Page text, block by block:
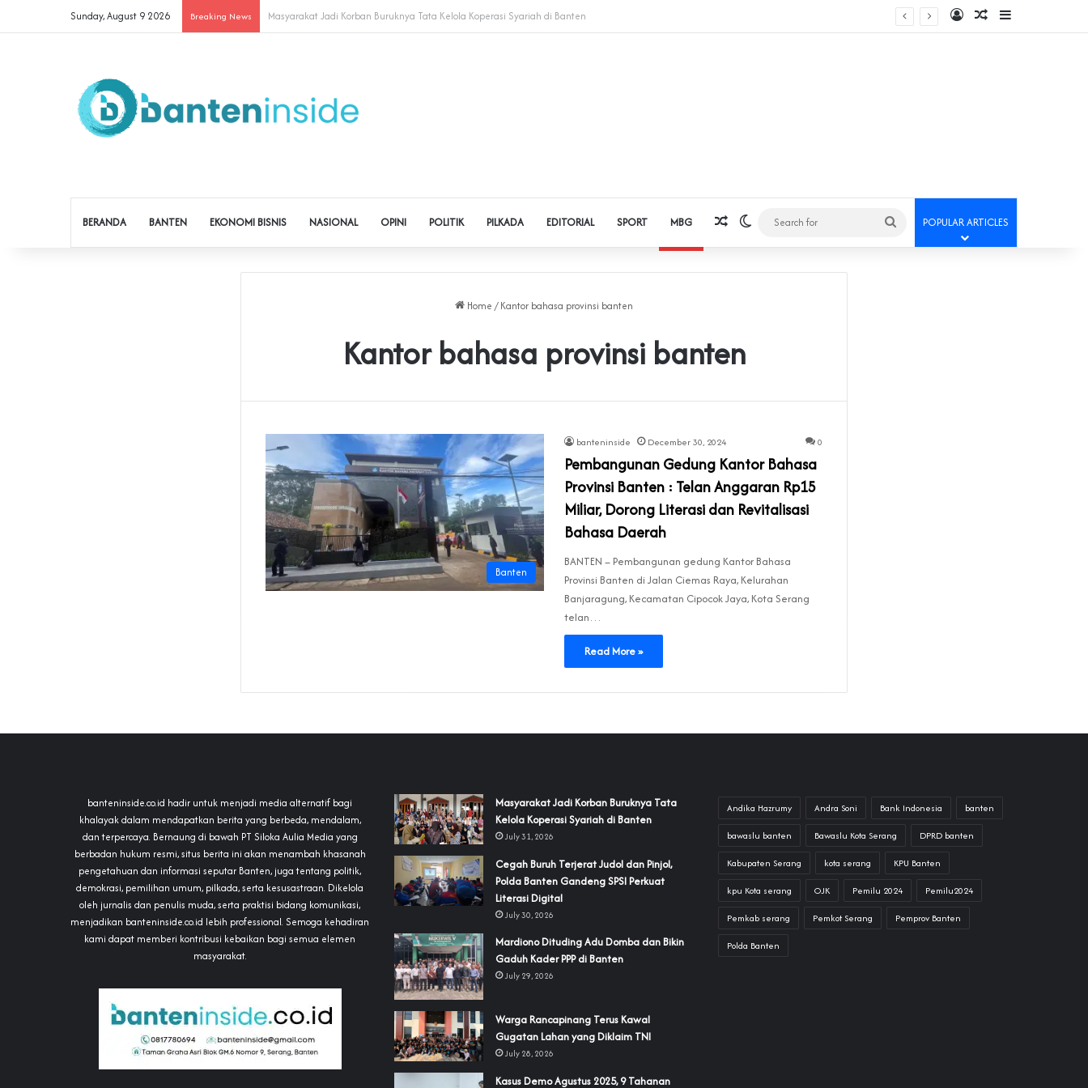
Sunday, August 9 2026 Breaking News Cegah Buruh Terjerat Judol dan Pinjol, Polda Banten Gandeng SPSI Perkuat Literasi Digital Log InRandom Article
Sidebar
BERANDA BANTEN EKONOMI BISNIS NASIONAL OPINI POLITIK PILKADA EDITORIAL SPORT MBG Random Article
Switch skin
Search
for
POPULAR ARTICLES
Home / Kantor bahasa provinsi banten
Kantor bahasa provinsi banten
Banten
banteninside December 30, 2024 0
Pembangunan Gedung Kantor Bahasa
Provinsi Banten : Telan Anggaran Rp15
Miliar, Dorong Literasi dan Revitalisasi
Bahasa Daerah
BANTEN – Pembangunan gedung Kantor Bahasa
Provinsi Banten di Jalan Ciemas Raya, Kelurahan
Banjaragung, Kecamatan Cipocok Jaya, Kota Serang
telan…
Read More »
banteninside.co.id hadir untuk menjadi media alternatif bagi
khalayak dalam mendapatkan berita yang berbeda, mendalam,
dan terpercaya. Bernaung di bawah PT Siloka Aulia Media yang
berbadan hukum resmi, situs berita ini akan menambah khasanah
pengetahuan dan informasi seputar Banten, juga tentang politik,
demokrasi, pemilihan umum, pilkada, serta kesusastraan. Dikelola
oleh jurnalis dan penulis muda, serta praktisi bidang komunikasi,
menjadikan banteninside.co.id lebih professional. Semoga kehadiran
kami dapat memberi kontribusi kebaikan bagi semua elemen
masyarakat.
‎Masyarakat Jadi Korban Buruknya Tata
Kelola Koperasi Syariah di Banten
July 31, 2026
Cegah Buruh Terjerat Judol dan Pinjol,
Polda Banten Gandeng SPSI Perkuat
Literasi Digital
July 30, 2026
‎Mardiono Dituding Adu Domba dan Bikin
Gaduh Kader PPP di Banten
July 29, 2026
‎Warga Rancapinang Terus Kawal
Gugatan Lahan yang Diklaim TNI‎‎
July 28, 2026
‎Kasus Demo Agustus 2025, 9 Tahanan
Andika Hazrumy Andra Soni Bank Indonesia banten
bawaslu banten Bawaslu Kota Serang DPRD banten
Kabupaten Serang kota serang KPU Banten
kpu Kota serang OJK Pemilu 2024 Pemilu2024
Pemkab serang Pemkot Serang Pemprov Banten
Polda Banten